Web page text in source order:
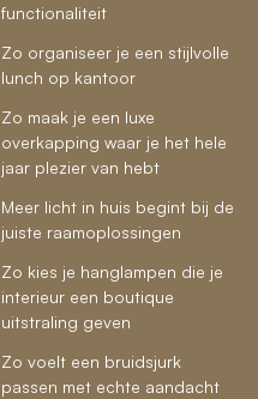
functionaliteit
Zo organiseer je een stijlvolle
lunch op kantoor
Zo maak je een luxe
overkapping waar je het hele
jaar plezier van hebt
Meer licht in huis begint bij de
juiste raamoplossingen
Zo kies je hanglampen die je
interieur een boutique
uitstraling geven
Zo voelt een bruidsjurk
passen met echte aandacht